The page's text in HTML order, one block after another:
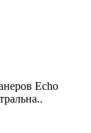
Echo